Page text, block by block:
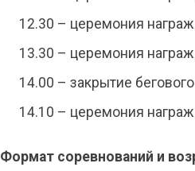
12.30 – церемония
13.30 – церемония
14.00 – закрытие
14.10 – церемония
Формат соревнований и